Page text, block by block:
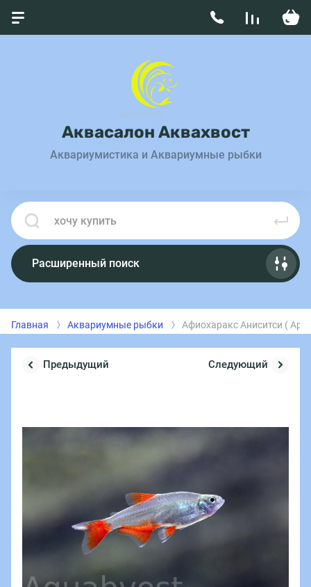
Аквасалон Аквахвост
Аквариумистика и Аквариумные рыбки
Расширенный поиск
Главная Аквариумные рыбки Афиохаракс Аниситси (
Предыдущий Следующий